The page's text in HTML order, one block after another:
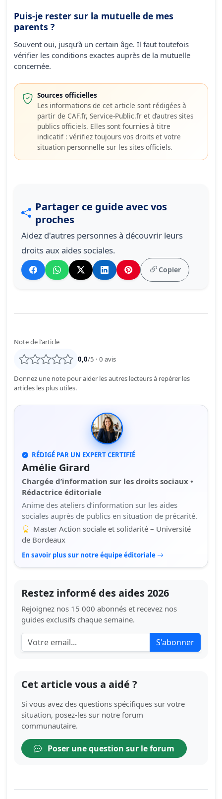
Puis-je rester sur la mutuelle de mes
parents ?
Souvent oui, jusqu’à un certain âge. Il faut toutefois
vérifier les conditions exactes auprès de la mutuelle
concernée.
Sources officielles
Les informations de cet article sont rédigées à
partir de CAF.fr, Service-Public.fr et d’autres sites
publics officiels. Elles sont fournies à titre
indicatif : vérifiez toujours vos droits et votre
situation personnelle sur les sites officiels.
Partager ce guide avec vos
proches
Aidez d'autres personnes à découvrir leurs
droits aux aides sociales.
Copier
Note de l'article
0,0/5 ·0 avis
Donnez une note pour aider les autres lecteurs à repérer les
articles les plus utiles.
RÉDIGÉ PAR UN EXPERT CERTIFIÉ
Amélie Girard
Chargée d’information sur les droits sociaux •
Rédactrice éditoriale
Anime des ateliers d’information sur les aides
sociales auprès de publics en situation de précarité.
Master Action sociale et solidarité – Université
de Bordeaux
En savoir plus sur notre équipe éditoriale
Restez informé des aides 2026
Rejoignez nos 15 000 abonnés et recevez nos
guides exclusifs chaque semaine.
S'abonner
Cet article vous a aidé ?
Si vous avez des questions spécifiques sur votre
situation, posez-les sur notre forum
communautaire.
Poser une question sur le forum